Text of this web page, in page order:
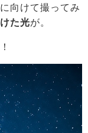
向けて撮ってみ
た光が。